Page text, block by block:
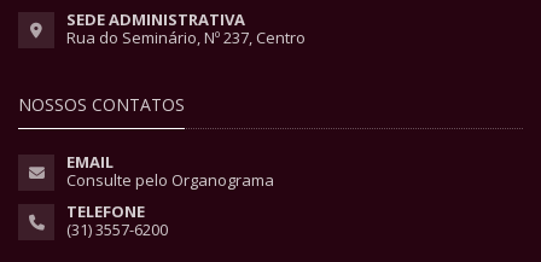
SEDE ADMINISTRATIVA
Rua do Seminário, Nº 237, Centro
NOSSOS CONTATOS
EMAIL
Consulte pelo Organograma
TELEFONE
(31) 3557-6200